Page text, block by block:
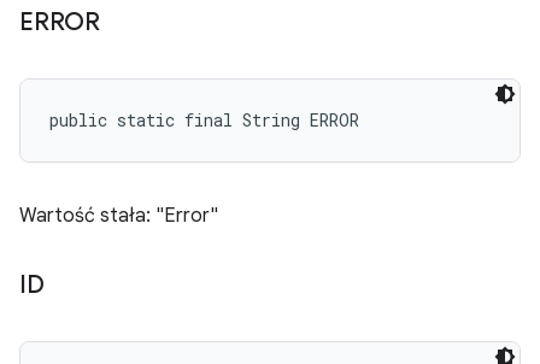
ERROR
public static final String ERROR
Wartość stała: "Error"
ID